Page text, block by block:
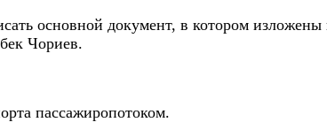
основной документ, в котором изложены
Чориев.
пассажиропотоком.